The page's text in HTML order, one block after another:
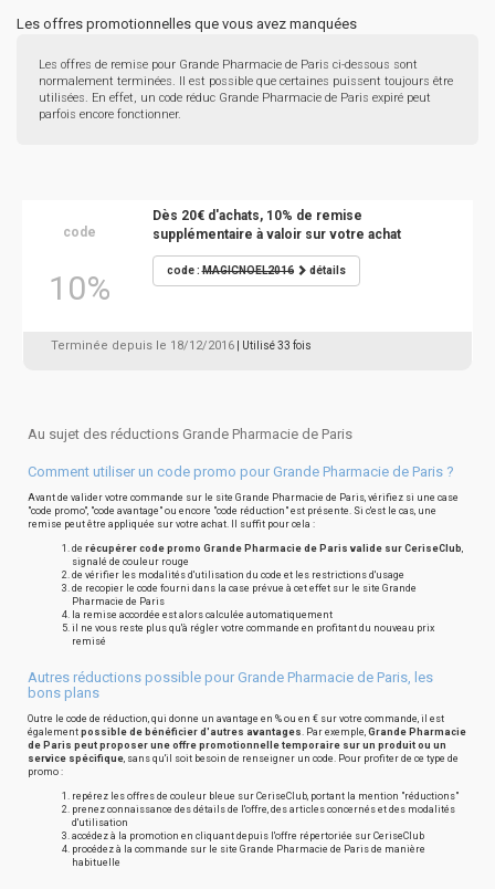
Les offres promotionnelles que vous avez manquées
Les offres de remise pour Grande Pharmacie de Paris ci-dessous sont
normalement terminées. Il est possible que certaines puissent toujours être
utilisées. En effet, un code réduc Grande Pharmacie de Paris expiré peut
parfois encore fonctionner.
code
10%
Dès 20€ d'achats, 10% de remise
supplémentaire à valoir sur votre achat
code :MAGICNOEL2016 détails
Terminée depuis le 18/12/2016 | Utilisé 33 fois
Au sujet des réductions Grande Pharmacie de Paris
Comment utiliser un code promo pour Grande Pharmacie de Paris ?
Avant de valider votre commande sur le site Grande Pharmacie de Paris, vérifiez si une case
"code promo", "code avantage" ou encore "code réduction" est présente. Si c'est le cas, une
remise peut être appliquée sur votre achat. Il suffit pour cela :
de récupérer code promo Grande Pharmacie de Paris valide sur CeriseClub,
signalé de couleur rouge
de vérifier les modalités d'utilisation du code et les restrictions d'usage
de recopier le code fourni dans la case prévue à cet effet sur le site Grande
Pharmacie de Paris
la remise accordée est alors calculée automatiquement
il ne vous reste plus qu'à régler votre commande en profitant du nouveau prix
remisé
Autres réductions possible pour Grande Pharmacie de Paris, les
bons plans
Outre le code de réduction, qui donne un avantage en % ou en € sur votre commande, il est
également possible de bénéficier d'autres avantages. Par exemple, Grande Pharmacie
de Paris peut proposer une offre promotionnelle temporaire sur un produit ou un
service spécifique, sans qu'il soit besoin de renseigner un code. Pour profiter de ce type de
promo :
repérez les offres de couleur bleue sur CeriseClub, portant la mention "réductions"
prenez connaissance des détails de l'offre, des articles concernés et des modalités
d'utilisation
accédez à la promotion en cliquant depuis l'offre répertoriée sur CeriseClub
procédez à la commande sur le site Grande Pharmacie de Paris de manière
habituelle